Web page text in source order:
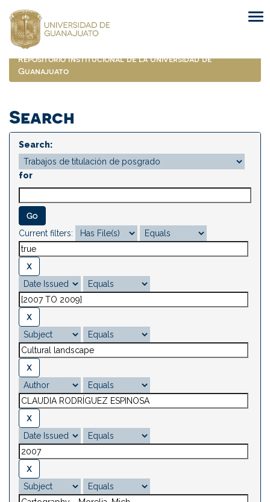
navigation
Repositorio Institucional de la Universidad de
Guanajuato
Search
Search:
for
Current filters: